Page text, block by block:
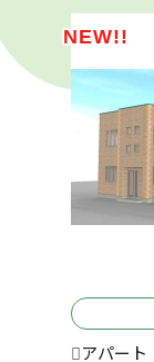
誠に勝
時休業
2025-
3月営
3月20日
営業
年末年
誠に勝
クレー
2026-
メゾン
2026-
メゾン
2026-
南富田
2026-
藤代3
長坂町
アパート
NEW!!
NEW!!